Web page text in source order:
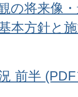
の将来像
本方針と
前半